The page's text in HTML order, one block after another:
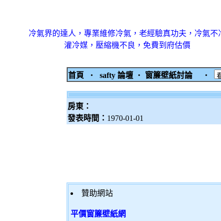
冷氣界的達人，專業維修冷氣，老經驗真功夫，冷氣不
灌冷媒，壓縮機不良，免費到府估價
首頁 ‧ safty 論壇 ‧ 窗簾壁紙討論 ‧
房東：
發表時間： 1970-01-01
贊助網站
平價窗簾壁紙網